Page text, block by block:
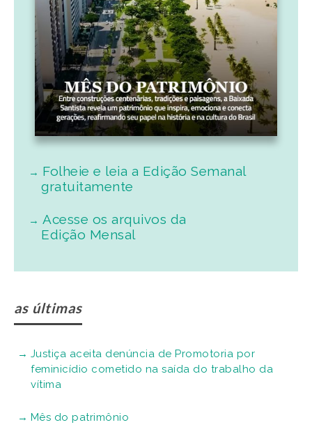
Folheie e leia a Edição Semanal
gratuitamente
Acesse os arquivos da
Edição Mensal
as últimas
Justiça aceita denúncia de Promotoria por
feminicídio cometido na saída do trabalho da
vítima
Mês do patrimônio